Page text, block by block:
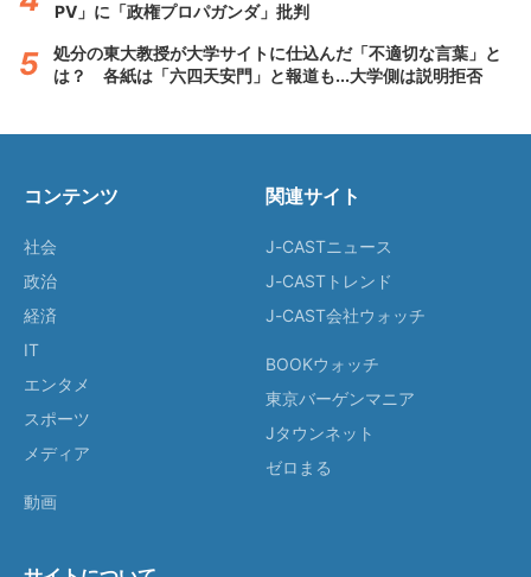
PV」に「政権プロパガンダ」批判
処分の東大教授が大学サイトに仕込んだ「不適切な言葉」と
は？ 各紙は「六四天安門」と報道も...大学側は説明拒否
コンテンツ
社会
政治
経済
IT
エンタメ
スポーツ
メディア
動画
関連サイト
J-CASTニュース
J-CASTトレンド
J-CAST会社ウォッチ
BOOKウォッチ
東京バーゲンマニア
Jタウンネット
ゼロまる